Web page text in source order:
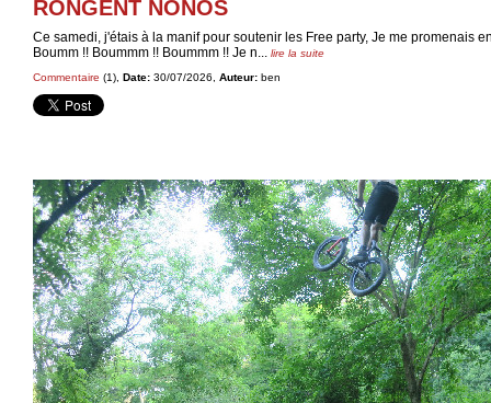
RONGENT NONOS
Ce samedi, j'étais à la manif pour soutenir les Free party, Je me promenais
Boumm !! Boummm !! Boummm !! Je n... lire la suite
Commentaire (1), Date: 30/07/2026, Auteur: ben